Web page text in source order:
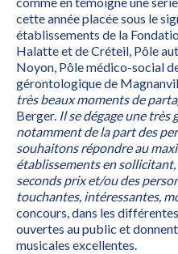
cette année placée sous le
établissements de la
Halatte et de Créteil, Pôle
Noyon, Pôle médico-social
gérontologique de
très beaux moments de
Berger. Il se dégage une
notamment de la part des
souhaitons répondre au
établissements en
seconds prix et/ou des
touchantes, intéressantes,
concours, dans les
ouvertes au public et
musicales excellentes.